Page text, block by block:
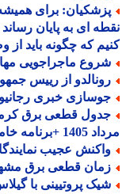
برای همیشه که
ای به پایان رساند /
که چگونه باید از
ماجراجویی مهاجم
از رییس جمهور
خبری رجانیوز
کنگاور، جوانرود، صحنه و...
عجیب نمایندگان
قطعی برق مشهد امروز یکشنبه
پروتیینی با گیلاس